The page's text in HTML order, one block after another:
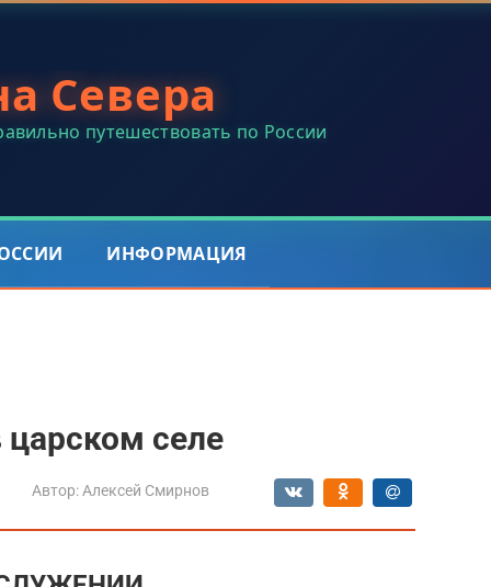
Севера
путешествовать по России
ИНФОРМАЦИЯ
селе
Автор: Алексей Смирнов